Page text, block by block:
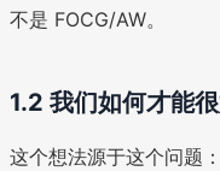
不是 FOCG/AW。
1.2 我们如何才能
这个想法源于这个问题